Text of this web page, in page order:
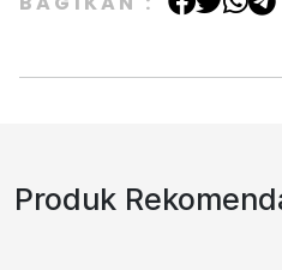
Produk